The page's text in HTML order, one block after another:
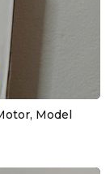
Model